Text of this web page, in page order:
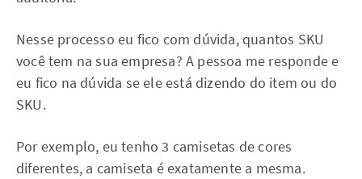
Nesse processo eu fico com dúvida, quantos SKU
você tem na sua empresa? A pessoa me responde e
eu fico na dúvida se ele está dizendo do item ou do
SKU.
Por exemplo, eu tenho 3 camisetas de cores
diferentes, a camiseta é exatamente a mesma.